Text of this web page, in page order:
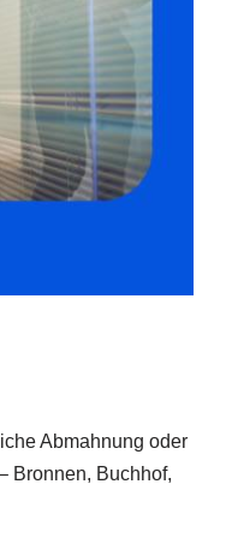
Abmahnung oder
Bronnen, Buchhof,